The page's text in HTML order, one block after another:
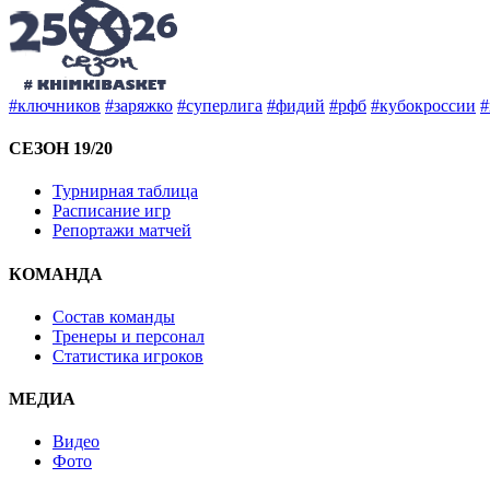
#ключников #заряжко #суперлига #фидий #рфб #кубокроссии
СЕЗОН 19/20
Турнирная таблица
Расписание игр
Репортажи матчей
КОМАНДА
Состав команды
Тренеры и персонал
Статистика игроков
МЕДИА
Видео
Фото